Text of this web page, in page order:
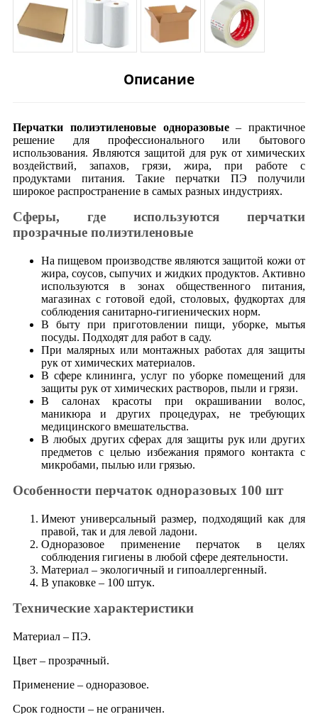
Описание
Перчатки полиэтиленовые одноразовые– практичное
решение для профессионального или бытового
использования. Являются защитой для рук от химических
воздействий, запахов, грязи, жира, при работе с
продуктами питания. Такие перчатки ПЭ получили
широкое распространение в самых разных индустриях.
Сферы, где используются перчатки
прозрачные полиэтиленовые
На пищевом производстве являются защитой кожи от
жира, соусов, сыпучих и жидких продуктов. Активно
используются в зонах общественного питания,
магазинах с готовой едой, столовых, фудкортах для
соблюдения санитарно-гигиенических норм.
В быту при приготовлении пищи, уборке, мытья
посуды. Подходят для работ в саду.
При малярных или монтажных работах для защиты
рук от химических материалов.
В сфере клининга, услуг по уборке помещений для
защиты рук от химических растворов, пыли и грязи.
В салонах красоты при окрашивании волос,
маникюра и других процедурах, не требующих
медицинского вмешательства.
В любых других сферах для защиты рук или других
предметов с целью избежания прямого контакта с
микробами, пылью или грязью.
Особенности перчаток одноразовых 100 шт
Имеют универсальный размер, подходящий как для
правой, так и для левой ладони.
Одноразовое применение перчаток в целях
соблюдения гигиены в любой сфере деятельности.
Материал – экологичный и гипоаллергенный.
В упаковке – 100 штук.
Технические характеристики
Материал – ПЭ.
Цвет – прозрачный.
Применение – одноразовое.
Срок годности – не ограничен.